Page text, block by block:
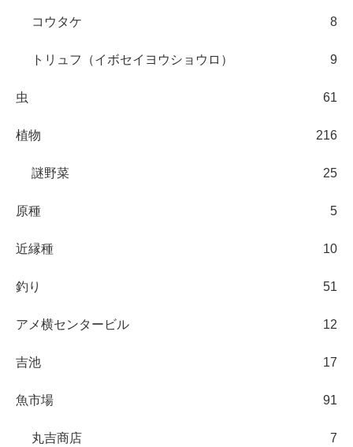
コウタケ 8
トリュフ（イボセイヨウショウロ） 9
虫 61
植物 216
謎野菜 25
原種 5
近縁種 10
釣り 51
アメ横センタービル 12
吉池 17
魚市場 91
丸吉商店 7